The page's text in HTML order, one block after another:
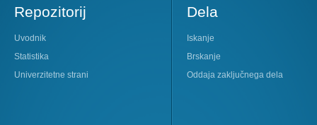
Repozitorij
Uvodnik
Statistika
Univerzitetne strani
Dela
Iskanje
Brskanje
Oddaja zaključnega dela